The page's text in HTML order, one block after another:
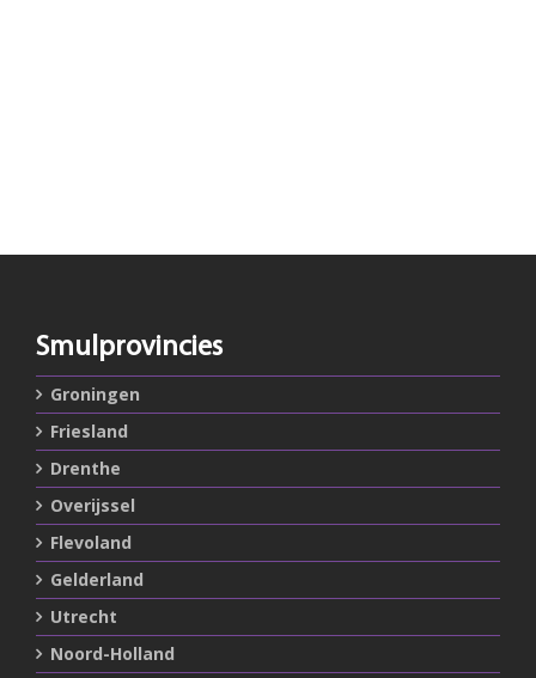
Smulprovincies
Groningen
Friesland
Drenthe
Overijssel
Flevoland
Gelderland
Utrecht
Noord-Holland